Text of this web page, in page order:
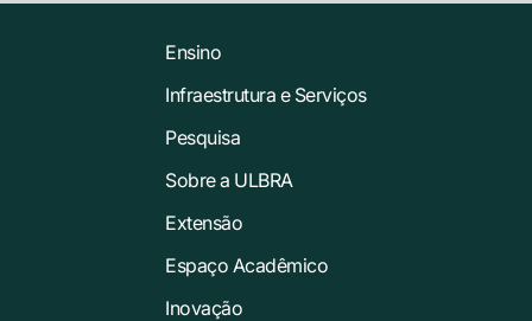
Ensino
Infraestrutura e Serviços
Pesquisa
Sobre a ULBRA
Extensão
Espaço Acadêmico
Inovação